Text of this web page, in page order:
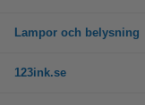
Lampor och belysning
123ink.se